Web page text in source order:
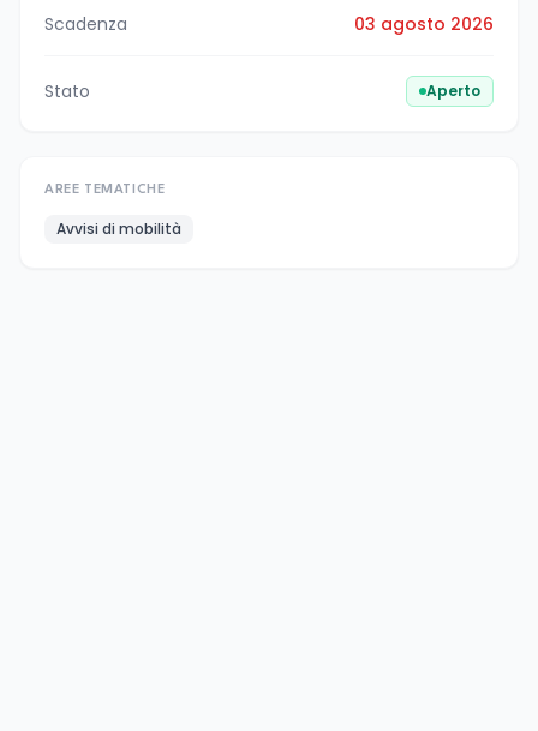
Scadenza
03 agosto 2026
Stato Aperto
AREE TEMATICHE
Avvisi di mobilità